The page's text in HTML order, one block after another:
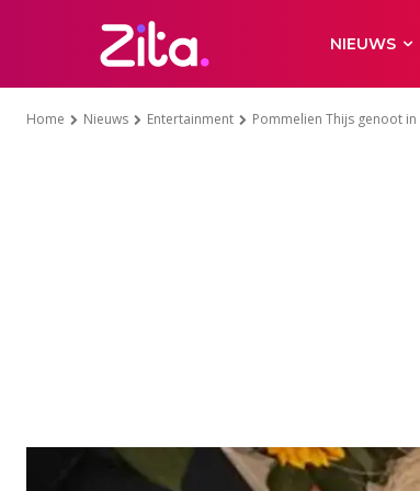
NIEUWS
Home Nieuws Entertainment Pommelien Thijs genoot